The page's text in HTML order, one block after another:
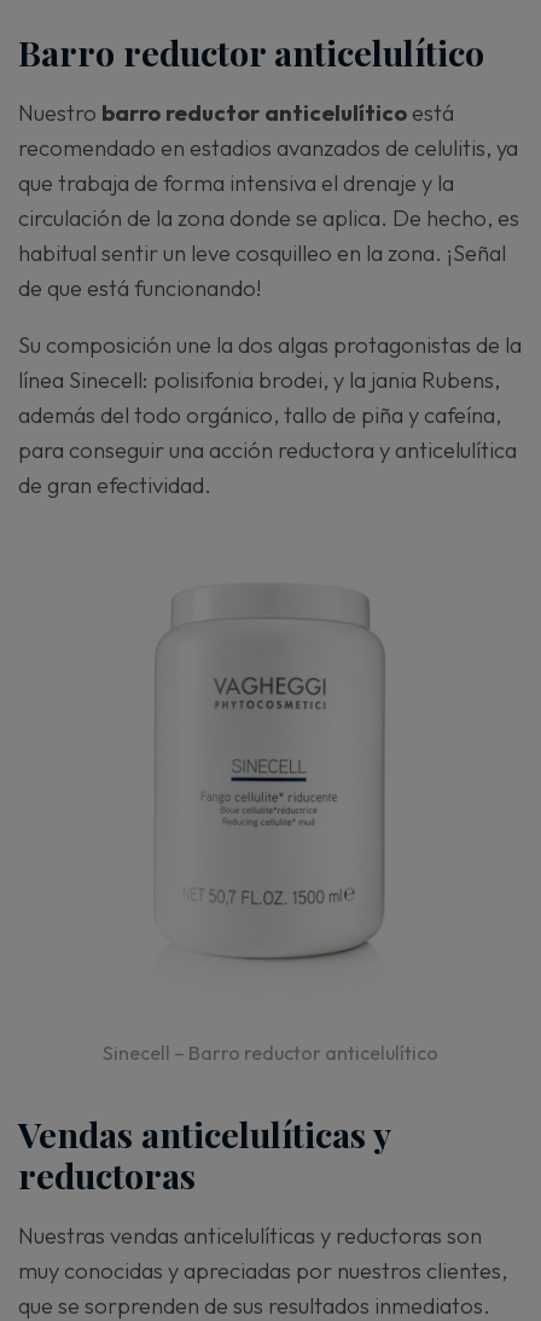
Barro reductor anticelulítico
Nuestro barro reductor anticelulítico está
recomendado en estadios avanzados de celulitis, ya
que trabaja de forma intensiva el drenaje y la
circulación de la zona donde se aplica. De hecho, es
habitual sentir un leve cosquilleo en la zona. ¡Señal
de que está funcionando!
Su composición une la dos algas protagonistas de la
línea Sinecell: polisifonia brodei, y la jania Rubens,
además del todo orgánico, tallo de piña y cafeína,
para conseguir una acción reductora y anticelulítica
de gran efectividad.
Sinecell – Barro reductor anticelulítico
Vendas anticelulíticas y
reductoras
Nuestras vendas anticelulíticas y reductoras son
muy conocidas y apreciadas por nuestros clientes,
que se sorprenden de sus resultados inmediatos.